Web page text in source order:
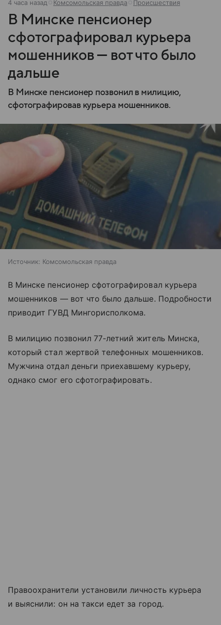
4 часа назад Комсомольская правда Происшествия
В Минске пенсионер
сфотографировал курьера
мошенников — вот что было
дальше
В Минске пенсионер позвонил в милицию,
сфотографировав курьера мошенников.
Источник: Комсомольская правда
В Минске пенсионер сфотографировал курьера
мошенников — вот что было дальше. Подробности
приводит ГУВД Мингорисполкома.
В милицию позвонил 77-летний житель Минска,
который стал жертвой телефонных мошенников.
Мужчина отдал деньги приехавшему курьеру,
однако смог его сфотографировать.
Правоохранители установили личность курьера
и выяснили: он на такси едет за город.